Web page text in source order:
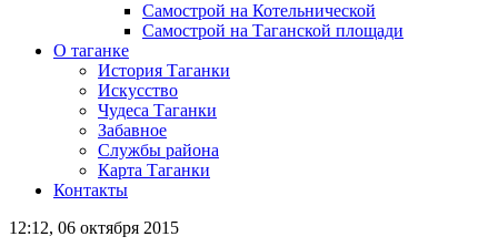
Самострой на Котельнической
Самострой на Таганской площади
О таганке
История Таганки
Искусство
Чудеса Таганки
Забавное
Службы района
Карта Таганки
Контакты
12:12, 06 октября 2015